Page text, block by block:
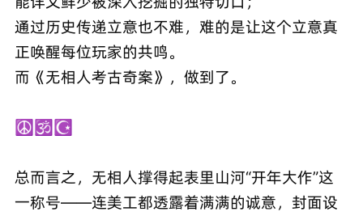
通过历史传递立意也不难，难的是让这个立意真
正唤醒每位玩家的共鸣。
而《无相人考古奇案》，做到了。
☮️🕉️☪️
总而言之，无相人撑得起表里山河“开年大作”这
一称号——连美工都透露着满满的诚意，封面设